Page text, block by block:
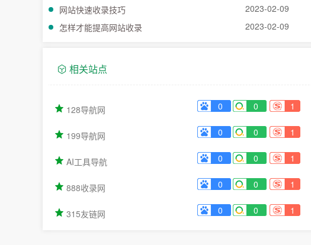
网站快速收录技巧
2023-02-09
怎样才能提高网站收录
2023-02-09
相关站点
128导航网 1
0
0
199导航网 1
0
0
AI工具导航 1
0
0
888收录网 1
0
0
315友链网 1
0
0